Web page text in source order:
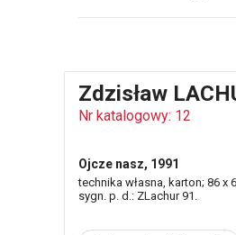
Zdzisław
Nr katalogowy: 12
Ojcze nasz, 1991
technika własna, karton; 86 x
sygn. p. d.: ZLachur 91.